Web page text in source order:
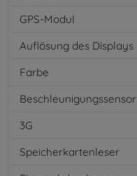
GPS-Modul
Auflösung des Displays
Farbe
Beschleunigungssensor
3G
Speicherkartenleser